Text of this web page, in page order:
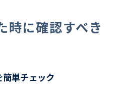
時に確認すべき
単チェック